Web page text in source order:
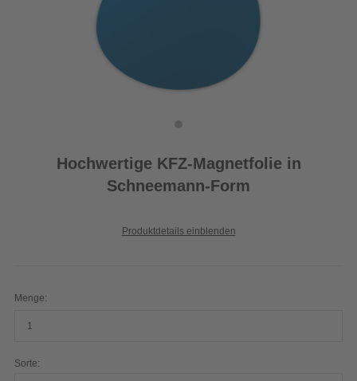
Hochwertige KFZ-Magnetfolie in
Schneemann-Form
Produktdetails einblenden
Menge:
Sorte: